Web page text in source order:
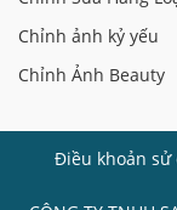
Chỉnh ảnh kỷ yếu
Chỉnh Ảnh Beauty
Điều khoản sử